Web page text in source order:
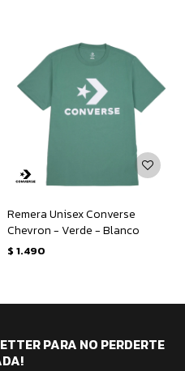
Remera Unisex Converse
Chevron - Verde - Blanco
$ 1.490
PARA NO PERDERTE